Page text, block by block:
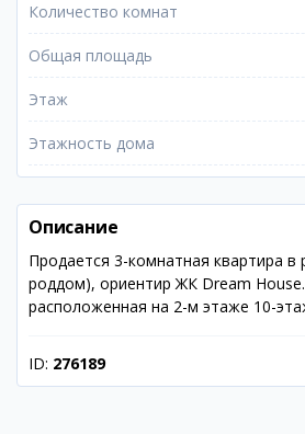
Количество комнат
Общая площадь
Этаж
Этажность дома
Описание
Продается 3-комнатная квартира в
роддом), ориентир ЖК Dream
расположенная на 2-м этаже 10-
ID: 276189